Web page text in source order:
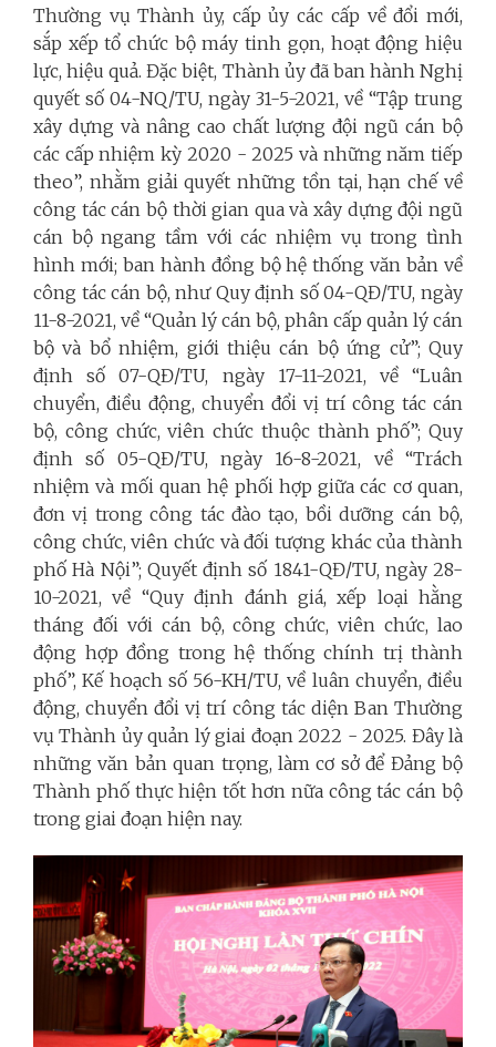
Thường vụ Thành ủy, cấp ủy các cấp về đổi mới,
sắp xếp tổ chức bộ máy tinh gọn, hoạt động hiệu
lực, hiệu quả. Đặc biệt, Thành ủy đã ban hành Nghị
quyết số 04-NQ/TU, ngày 31-5-2021, về “Tập trung
xây dựng và nâng cao chất lượng đội ngũ cán bộ
các cấp nhiệm kỳ 2020 - 2025 và những năm tiếp
theo”, nhằm giải quyết những tồn tại, hạn chế về
công tác cán bộ thời gian qua và xây dựng đội ngũ
cán bộ ngang tầm với các nhiệm vụ trong tình
hình mới; ban hành đồng bộ hệ thống văn bản về
công tác cán bộ, như Quy định số 04-QĐ/TU, ngày
11-8-2021, về “Quản lý cán bộ, phân cấp quản lý cán
bộ và bổ nhiệm, giới thiệu cán bộ ứng cử”; Quy
định số 07-QĐ/TU, ngày 17-11-2021, về “Luân
chuyển, điều động, chuyển đổi vị trí công tác cán
bộ, công chức, viên chức thuộc thành phố”; Quy
định số 05-QĐ/TU, ngày 16-8-2021, về “Trách
nhiệm và mối quan hệ phối hợp giữa các cơ quan,
đơn vị trong công tác đào tạo, bồi dưỡng cán bộ,
công chức, viên chức và đối tượng khác của thành
phố Hà Nội”; Quyết định số 1841-QĐ/TU, ngày 28-
10-2021, về “Quy định đánh giá, xếp loại hằng
tháng đối với cán bộ, công chức, viên chức, lao
động hợp đồng trong hệ thống chính trị thành
phố”, Kế hoạch số 56-KH/TU, về luân chuyển, điều
động, chuyển đổi vị trí công tác diện Ban Thường
vụ Thành ủy quản lý giai đoạn 2022 - 2025. Đây là
những văn bản quan trọng, làm cơ sở để Đảng bộ
Thành phố thực hiện tốt hơn nữa công tác cán bộ
trong giai đoạn hiện nay.